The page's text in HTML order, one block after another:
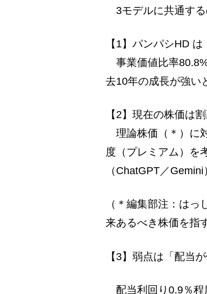
3モデルに共通する
【1】パンパシHD
事業価値比率
去10年の成長が強い
【2】現在の株価は
理論株価（＊）に
度（プレミアム）を
（ChatGPT／Gemini
（＊編集部注：は
来あるべき株価を指
【3】弱点は「配当が
配当利回り0.9％程